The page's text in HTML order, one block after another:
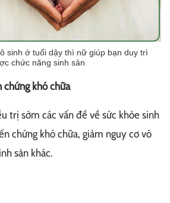
sinh ở tuổi dậy thì nữ giúp bạn duy trì
chức năng sinh sản
chứng khó chữa
trị sớm các vấn đề về sức khỏe sinh
chứng khó chữa, giảm nguy cơ vô
sản khác.